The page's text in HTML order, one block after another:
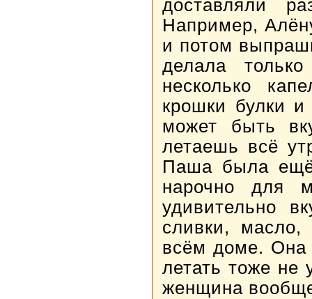
доставляли
Например,
и потом
делала
несколько
крошки булки
может быть
летаешь всё
Паша была
нарочно для
удивительно
сливки,
всём доме. Она
летать тоже не
женщина